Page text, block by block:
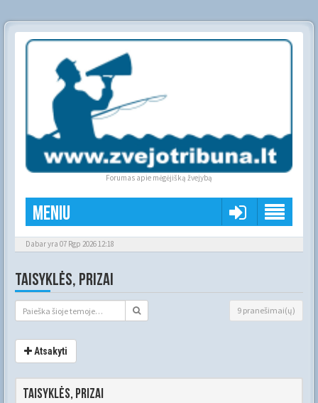
Forumas apie mėgėjišką žvejybą
Meniu
Dabar yra 07 Rgp 2026 12:18
TAISYKLĖS, PRIZAI
9 pranešimai(ų)
Atsakyti
Taisyklės, prizai